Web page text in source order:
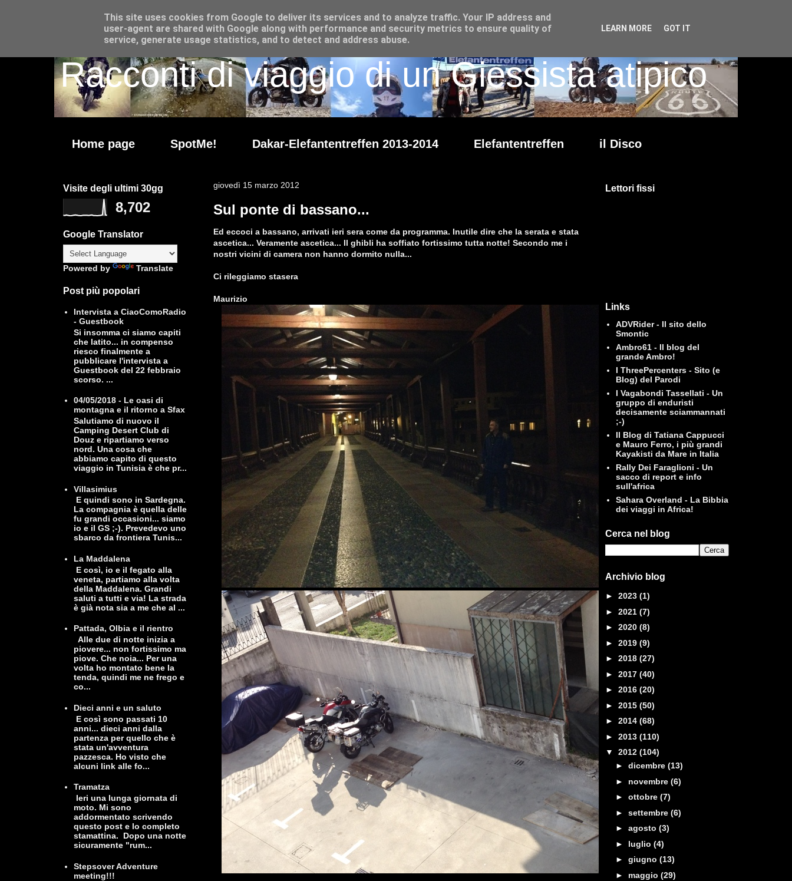
Racconti di viaggio di un Giessista atipico
Home page SpotMe! Dakar-Elefantentreffen 2013-2014 Elefantentreffen il Disco
giovedì 15 marzo 2012
Sul ponte di bassano...
Ed eccoci a bassano, arrivati ieri sera come da programma. Inutile dire che la serata e stata
ascetica... Veramente ascetica... Il ghibli ha soffiato fortissimo tutta notte! Secondo me i
nostri vicini di camera non hanno dormito nulla...
Ci rileggiamo stasera
Maurizio
Visite degli ultimi 30gg
8,702
Google Translator
Powered by Translate
Post più popolari
Intervista a CiaoComoRadio
- Guestbook
Si insomma ci siamo capiti
che latito... in compenso
riesco finalmente a
pubblicare l'intervista a
Guestbook del 22 febbraio
scorso. ...
04/05/2018 - Le oasi di
montagna e il ritorno a Sfax
Salutiamo di nuovo il
Camping Desert Club di
Douz e ripartiamo verso
nord. Una cosa che
abbiamo capito di questo
viaggio in Tunisia è che pr...
Villasimius
E quindi sono in Sardegna.
La compagnia è quella delle
fu grandi occasioni... siamo
io e il GS ;-). Prevedevo uno
sbarco da frontiera Tunis...
La Maddalena
E così, io e il fegato alla
veneta, partiamo alla volta
della Maddalena. Grandi
saluti a tutti e via! La strada
è già nota sia a me che al ...
Pattada, Olbia e il rientro
Alle due di notte inizia a
piovere... non fortissimo ma
piove. Che noia... Per una
volta ho montato bene la
tenda, quindi me ne frego e
co...
Dieci anni e un saluto
E così sono passati 10
anni... dieci anni dalla
partenza per quello che è
stata un'avventura
pazzesca. Ho visto che
alcuni link alle fo...
Tramatza
Ieri una lunga giornata di
moto. Mi sono
addormentato scrivendo
questo post e lo completo
stamattina. Dopo una notte
sicuramente "rum...
Stepsover Adventure
meeting!!!
Lettori fissi
Links
ADVRider - Il sito dello
Smontic
Ambro61 - Il blog del
grande Ambro!
I ThreePercenters - Sito (e
Blog) del Parodi
I Vagabondi Tassellati - Un
gruppo di enduristi
decisamente sciammannati
;-)
Il Blog di Tatiana Cappucci
e Mauro Ferro, i più grandi
Kayakisti da Mare in Italia
Rally Dei Faraglioni - Un
sacco di report e info
sull'africa
Sahara Overland - La Bibbia
dei viaggi in Africa!
Cerca nel blog
Archivio blog
► 2023 (1)
► 2021 (7)
► 2020 (8)
► 2019 (9)
► 2018 (27)
► 2017 (40)
► 2016 (20)
► 2015 (50)
► 2014 (68)
► 2013 (110)
▼ 2012 (104)
► dicembre (13)
► novembre (6)
► ottobre (7)
► settembre (6)
► agosto (3)
► luglio (4)
► giugno (13)
► maggio (29)
This site uses cookies from Google to deliver its services and to analyze traffic. Your IP address and
user-agent are shared with Google along with performance and security metrics to ensure quality of
service, generate usage statistics, and to detect and address abuse.
LEARN MORE GOT IT